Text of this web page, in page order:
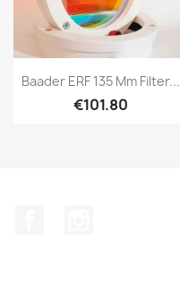
Quick view
Baader ERF 135 Mm Filter...
€101.80